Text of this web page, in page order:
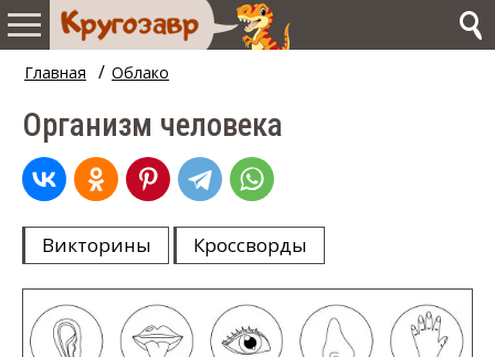
Главная / Облако
Организм человека
Викторины Кроссворды